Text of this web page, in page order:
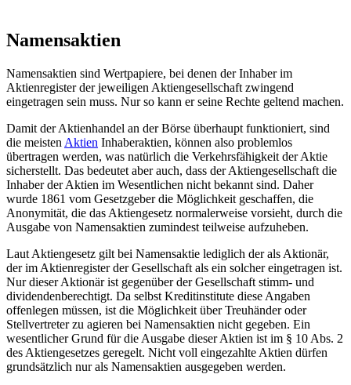
Namensaktien
Namensaktien sind Wertpapiere, bei denen der Inhaber im
Aktienregister der jeweiligen Aktiengesellschaft zwingend
eingetragen sein muss. Nur so kann er seine Rechte geltend machen.
Damit der Aktienhandel an der Börse überhaupt funktioniert, sind
die meisten Aktien Inhaberaktien, können also problemlos
übertragen werden, was natürlich die Verkehrsfähigkeit der Aktie
sicherstellt. Das bedeutet aber auch, dass der Aktiengesellschaft die
Inhaber der Aktien im Wesentlichen nicht bekannt sind. Daher
wurde 1861 vom Gesetzgeber die Möglichkeit geschaffen, die
Anonymität, die das Aktiengesetz normalerweise vorsieht, durch die
Ausgabe von Namensaktien zumindest teilweise aufzuheben.
Laut Aktiengesetz gilt bei Namensaktie lediglich der als Aktionär,
der im Aktienregister der Gesellschaft als ein solcher eingetragen ist.
Nur dieser Aktionär ist gegenüber der Gesellschaft stimm- und
dividendenberechtigt. Da selbst Kreditinstitute diese Angaben
offenlegen müssen, ist die Möglichkeit über Treuhänder oder
Stellvertreter zu agieren bei Namensaktien nicht gegeben. Ein
wesentlicher Grund für die Ausgabe dieser Aktien ist im § 10 Abs. 2
des Aktiengesetzes geregelt. Nicht voll eingezahlte Aktien dürfen
grundsätzlich nur als Namensaktien ausgegeben werden.